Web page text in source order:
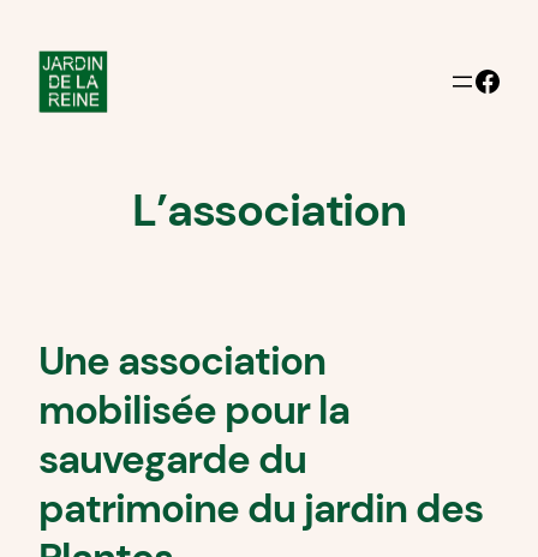
contenu
Facebook
L’association
Une association
mobilisée pour la
sauvegarde du
patrimoine du jardin des